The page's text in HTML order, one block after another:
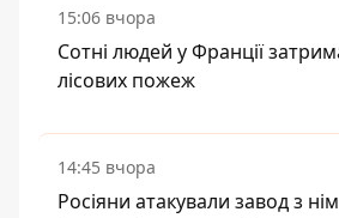
15:06 вчора
Сотні людей у Франції
лісових пожеж
14:45 вчора
Росіяни атакували завод з